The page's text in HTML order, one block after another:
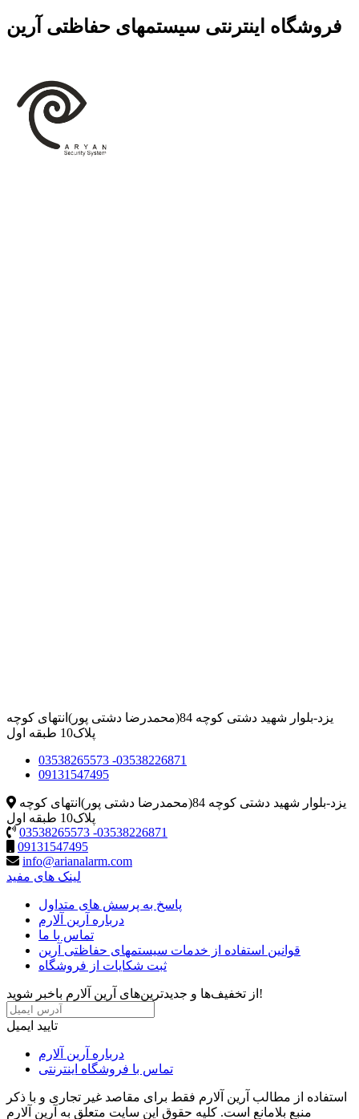
فروشگاه اینترنتی سیستمهای حفاظتی آرين
یزد-بلوار شهید دشتی کوچه 84(محمدرضا دشتی پور)انتهای کوچه
پلاک10 طبقه اول
03538265573 -03538226871
09131547495
یزد-بلوار شهید دشتی کوچه 84(محمدرضا دشتی پور)انتهای کوچه
پلاک10 طبقه اول
03538265573 -03538226871
09131547495
info@arianalarm.com
لینک های مفید
پاسخ به پرسش های متداول
درباره آرین آلارم
تماس با ما
قوانین استفاده از خدمات سیستمهای حفاظتی آرين
ثبت شکایات از فروشگاه
از تخفیف‌ها و جدیدترین‌های آرین آلارم باخبر شوید!
تایید ایمیل
درباره آرین آلارم
تماس با فروشگاه اینترنتی
استفاده از مطالب آرین آلارم فقط برای مقاصد غیر تجاری و با ذکر
منبع بلامانع است. کليه حقوق اين سايت متعلق به آرین آلارم